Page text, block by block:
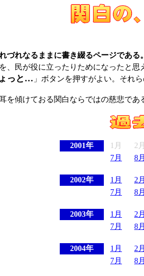
づれなるままに書き綴るページである
、民が役に立ったりためになったと思
っと… 」ボタンを押すがよい。それ
を傾けておる関白ならではの慈悲であ
2001年 1月
2
7月
8
2002年 1月
2
7月
8
2003年 1月
2
7月
8
2004年 1月
2
7月
8